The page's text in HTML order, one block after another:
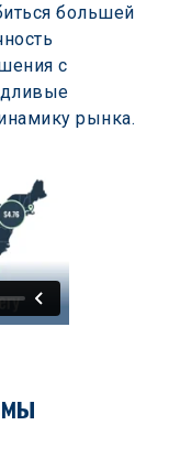
большей
с
рынка.